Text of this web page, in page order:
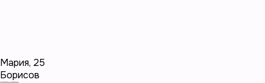
Мария, 25
Борисов